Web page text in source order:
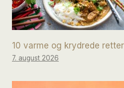
10 varme og krydrede
7. august 2026